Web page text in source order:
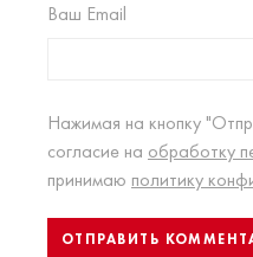
Ваш Email
Нажимая на кнопку
согласие на обработку
принимаю политику